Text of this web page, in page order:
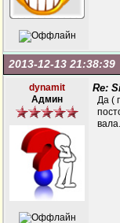
2013-12-13 21:38:39
dynamit
Админ
Re:
Да (